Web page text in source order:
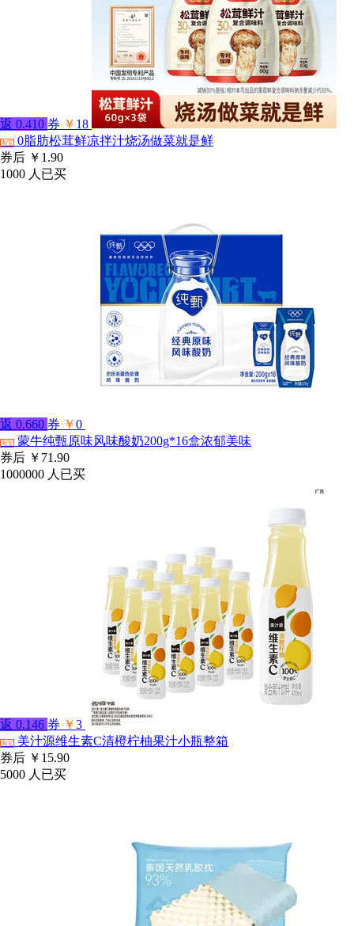
返 0.410 券 ￥ 18
淘宝 0脂肪松茸鲜凉拌汁烧汤做菜就是鲜
券后 ￥1.90
1000 人已买
返 0.660 券 ￥0
淘宝 蒙牛纯甄原味风味酸奶200g*16盒浓郁美味
券后 ￥71.90
1000000 人已买
返 0.146 券 ￥3
淘宝
美汁源维生素C清橙柠柚果汁小瓶整箱
券后 ￥15.90
5000 人已买